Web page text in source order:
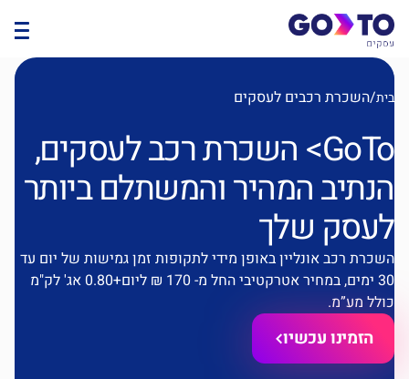
/השכרת רכבים לעסקים
GoTo> השכרת רכב לעסקים,
המהיר והמשתלם ביותר
שלך
רכב אונליין באופן מידי לתקופות זמן גמישות של יום עד
30 ימים, במחיר אטרקטיבי החל מ- 170 ₪ ליום+0.80 אג' לק"מ
מע”מ.
הזמינו עכשיו